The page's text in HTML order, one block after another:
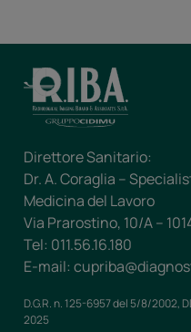
Direttore Sanitario:
Dr. A. Coraglia –
Medicina del Lavoro
Via Prarostino, 10/A –
Tel: 011.56.16.180
E-mail:
D.G.R. n. 125-6957 del 5/8/2002,
2025